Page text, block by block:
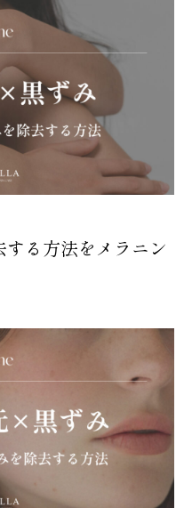
する方法をメラニン